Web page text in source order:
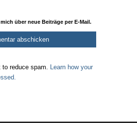
über neue Beiträge per E-Mail.
reduce spam. Learn how your